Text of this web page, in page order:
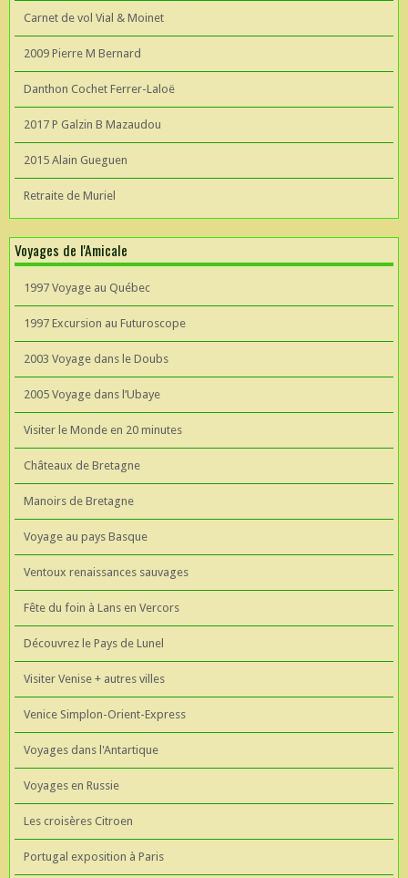
Carnet de vol Vial & Moinet
2009 Pierre M Bernard
Danthon Cochet Ferrer-Laloë
2017 P Galzin B Mazaudou
2015 Alain Gueguen
Retraite de Muriel
Voyages de l'Amicale
1997 Voyage au Québec
1997 Excursion au Futuroscope
2003 Voyage dans le Doubs
2005 Voyage dans l’Ubaye
Visiter le Monde en 20 minutes
Châteaux de Bretagne
Manoirs de Bretagne
Voyage au pays Basque
Ventoux renaissances sauvages
Fête du foin à Lans en Vercors
Découvrez le Pays de Lunel
Visiter Venise + autres villes
Venice Simplon-Orient-Express
Voyages dans l'Antartique
Voyages en Russie
Les croisères Citroen
Portugal exposition à Paris